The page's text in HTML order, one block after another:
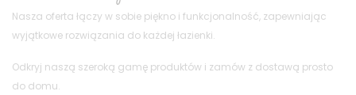
Nasza oferta łączy w sobie piękno i funkcjonalność, zapewniając
wyjątkowe rozwiązania do każdej łazienki.
Odkryj naszą szeroką gamę produktów i zamów z dostawą prosto
do domu.